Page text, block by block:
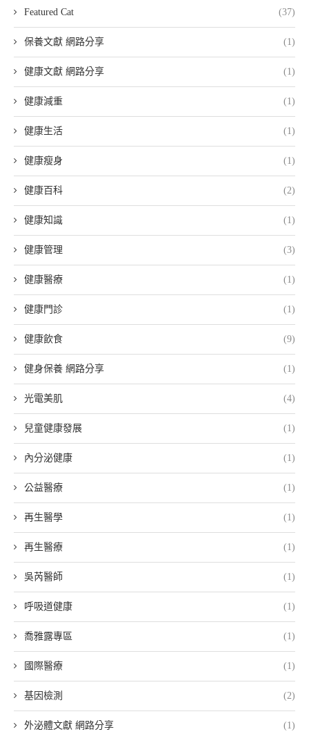
Featured Cat (37)
保養文獻 網路分享 (1)
健康文獻 網路分享 (1)
健康減重 (1)
健康生活 (1)
健康瘦身 (1)
健康百科 (2)
健康知識 (1)
健康管理 (3)
健康醫療 (1)
健康門診 (1)
健康飲食 (9)
健身保養 網路分享 (1)
光電美肌 (4)
兒童健康發展 (1)
內分泌健康 (1)
公益醫療 (1)
再生醫學 (1)
再生醫療 (1)
吳芮醫師 (1)
呼吸道健康 (1)
喬雅露專區 (1)
國際醫療 (1)
基因檢測 (2)
外泌體文獻 網路分享 (1)